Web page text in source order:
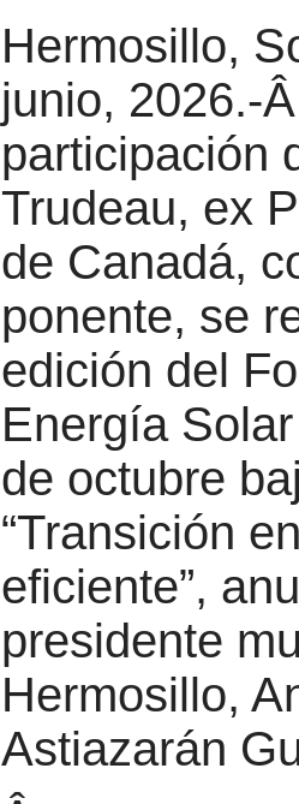
Hermosillo,
junio, 2026.-
participación
Trudeau, ex
de Canadá,
ponente, se
edición del
Energía
de octubre
“Transición
eficiente”,
presidente
Hermosillo,
Astiazarán